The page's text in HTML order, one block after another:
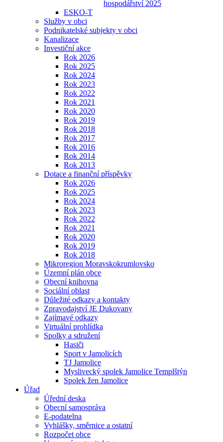
hospodářství 2025
ESKO-T
Služby v obci
Podnikatelské subjekty v obci
Kanalizace
Investiční akce
Rok 2026
Rok 2025
Rok 2024
Rok 2023
Rok 2022
Rok 2021
Rok 2020
Rok 2019
Rok 2018
Rok 2017
Rok 2016
Rok 2014
Rok 2013
Dotace a finanční příspěvky
Rok 2026
Rok 2025
Rok 2024
Rok 2023
Rok 2022
Rok 2021
Rok 2020
Rok 2019
Rok 2018
Mikroregion Moravskokrumlovsko
Územní plán obce
Obecní knihovna
Sociální oblast
Důležité odkazy a kontakty
Zpravodajství JE Dukovany
Zajímavé odkazy
Virtuální prohlídka
Spolky a sdružení
Hasiči
Sport v Jamolicích
TJ Jamolice
Myslivecký spolek Jamolice Templštýn
Spolek žen Jamolice
Úřad
Úřední deska
Obecní samospráva
E-podatelna
Vyhlášky, směrnice a ostatní
Rozpočet obce